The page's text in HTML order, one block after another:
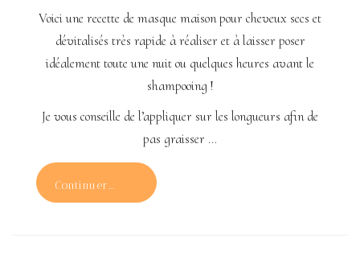
Voici une recette de masque maison pour cheveux secs et
dévitalisés très rapide à réaliser et à laisser poser
idéalement toute une nuit ou quelques heures avant le
shampooing !
Je vous conseille de l’appliquer sur les longueurs afin de
pas graisser …